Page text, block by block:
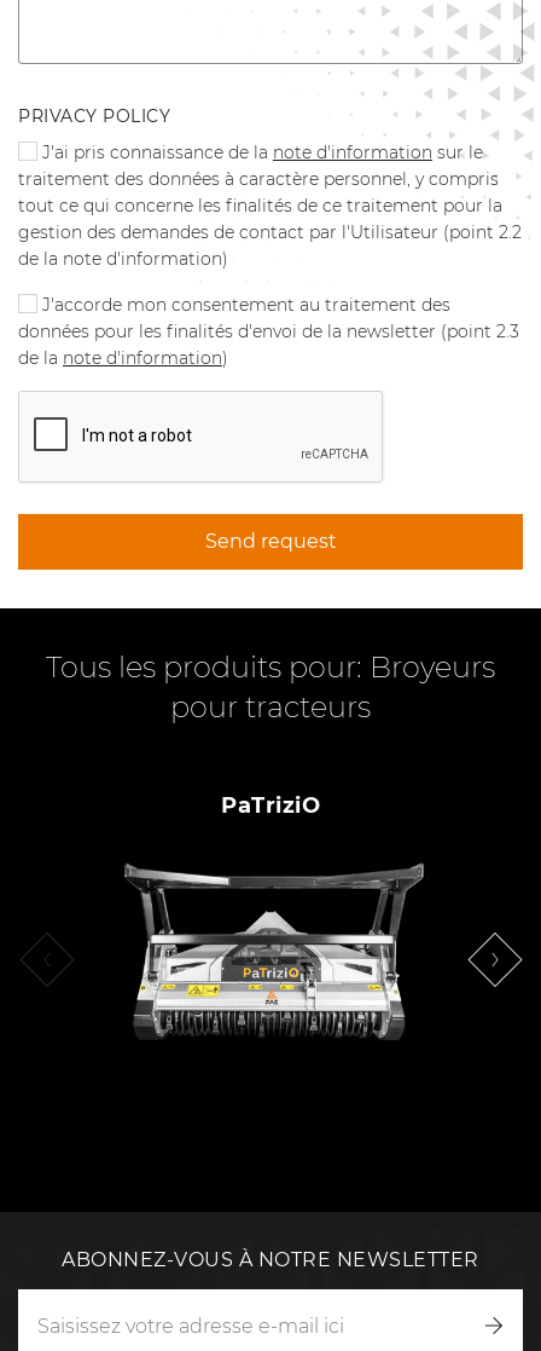
PRIVACY POLICY
J'ai pris connaissance de la note d'information sur le
traitement des données à caractère personnel, y compris
tout ce qui concerne les finalités de ce traitement pour la
gestion des demandes de contact par l'Utilisateur (point 2.2
de la note d'information)
J'accorde mon consentement au traitement des
données pour les finalités d'envoi de la newsletter (point 2.3
de la note d'information)
Send request
Tous les produits pour: Broyeurs
pour tracteurs
PaTriziO
ABONNEZ-VOUS À NOTRE NEWSLETTER